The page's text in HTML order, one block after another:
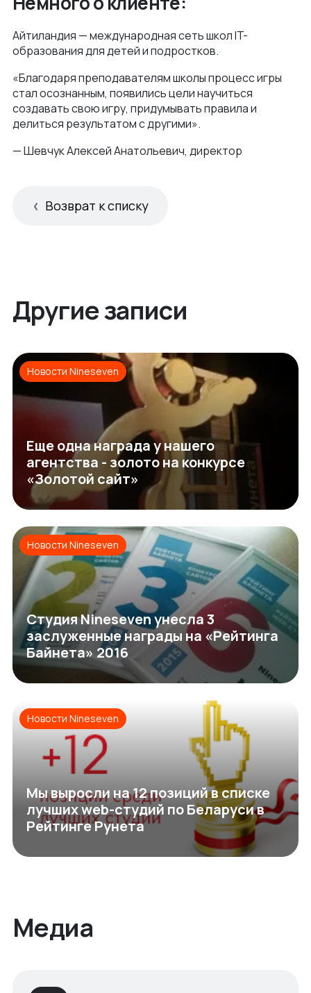
Айтиландия — международная сеть школ IT-
образования для детей и подростков.
«Благодаря преподавателям школы процесс игры
стал осознанным, появились цели научиться
создавать свою игру, придумывать правила и
делиться результатом с другими».
— Шевчук Алексей Анатольевич, директор
Возврат к списку
Другие записи
Новости Nineseven
Еще одна награда у нашего
агентства - золото на конкурсе
«Золотой сайт»
Новости Nineseven
Студия Nineseven унесла 3
заслуженные награды на «Рейтинга
Байнета» 2016
Новости Nineseven
Мы выросли на 12 позиций в списке
лучших web-студий по Беларуси в
Рейтинге Рунета
Медиа